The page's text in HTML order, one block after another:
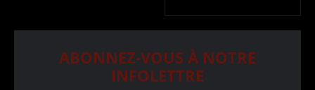
ABONNEZ-VOUS À NOTRE
INFOLETTRE